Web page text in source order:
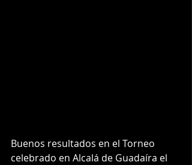
Buenos resultados en el Torneo
celebrado en Alcalá de Guadaíra el